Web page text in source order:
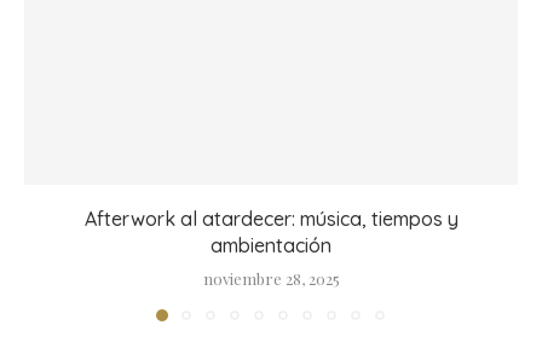
Afterwork al atardecer: música, tiempos y
ambientación
noviembre 28, 2025